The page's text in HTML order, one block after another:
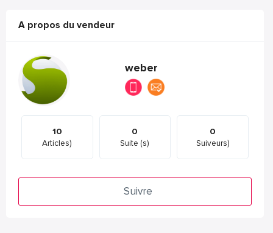
A propos du vendeur
weber
10
Articles)
0
Suite (s)
0
Suiveurs)
Suivre